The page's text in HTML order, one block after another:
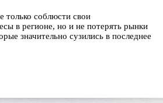
только соблюсти свои
в регионе, но и не потерять рынки
значительно сузились в последнее